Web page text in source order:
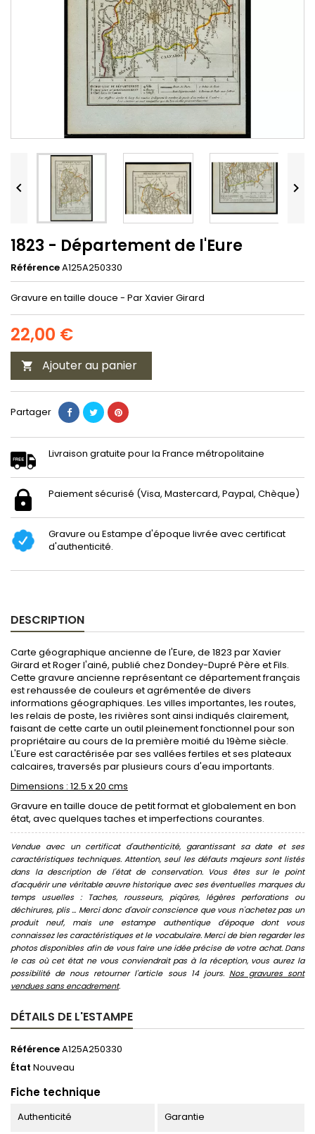
 
1823 - Département de l'Eure
RéférenceA125A250330
Gravure en taille douce - Par Xavier Girard
22,00 €
 Ajouter au panier
Partager
Livraison gratuite pour la France métropolitaine
Paiement sécurisé (Visa, Mastercard, Paypal, Chèque)
Gravure ou Estampe d'époque livrée avec certificat
d'authenticité.
DESCRIPTION
Carte géographique ancienne de l'Eure, de 1823 par Xavier
Girard et Roger l'ainé, publié chez Dondey-Dupré Père et Fils.
Cette gravure ancienne représentant ce département français
est rehaussée de couleurs et agrémentée de divers
informations géographiques. Les villes importantes, les routes,
les relais de poste, les rivières sont ainsi indiqués clairement,
faisant de cette carte un outil pleinement fonctionnel pour son
propriétaire au cours de la première moitié du 19ème siècle.
L'Eure est caractérisée par ses vallées fertiles et ses plateaux
calcaires, traversés par plusieurs cours d'eau importants.
Dimensions : 12.5 x 20 cms
Gravure en taille douce de petit format et globalement en bon
état, avec quelques taches et imperfections courantes.
Vendue avec un certificat d'authenticité, garantissant sa date et ses
caractéristiques techniques. Attention, seul les défauts majeurs sont listés
dans la description de l'état de conservation. Vous êtes sur le point
d'acquérir une véritable œuvre historique avec ses éventuelles marques du
temps usuelles : Taches, rousseurs, piqûres, légères perforations ou
déchirures, plis ... Merci donc d'avoir conscience que vous n'achetez pas un
produit neuf, mais une estampe authentique d'époque dont vous
connaissez les caractéristiques et le vocabulaire. Merci de bien regarder les
photos disponibles afin de vous faire une idée précise de votre achat. Dans
le cas où cet état ne vous conviendrait pas à la réception, vous aurez la
possibilité de nous retourner l'article sous 14 jours. Nos gravures sont
vendues sans encadrement.
DÉTAILS DE L'ESTAMPE
RéférenceA125A250330
État Nouveau
Fiche technique
Authenticité Garantie